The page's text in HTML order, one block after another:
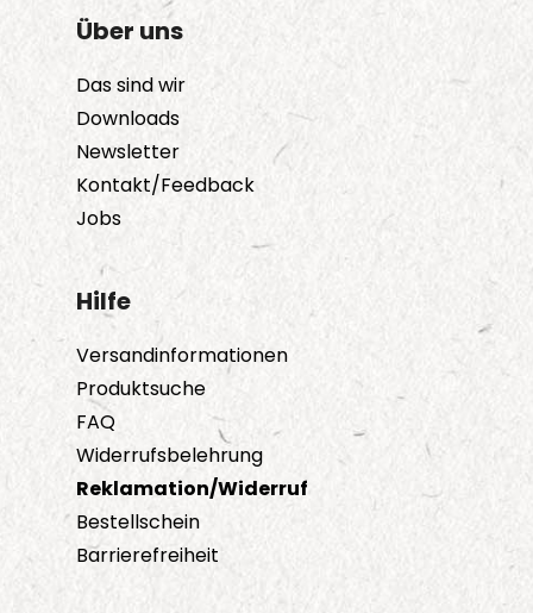
Über uns
Das sind wir
Downloads
Newsletter
Kontakt/Feedback
Jobs
Hilfe
Versandinformationen
Produktsuche
FAQ
Widerrufsbelehrung
Reklamation/Widerruf
Bestellschein
Barrierefreiheit